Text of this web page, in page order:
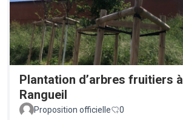
Plantation d’arbres fruitiers à
Rangueil
Proposition officielle 0